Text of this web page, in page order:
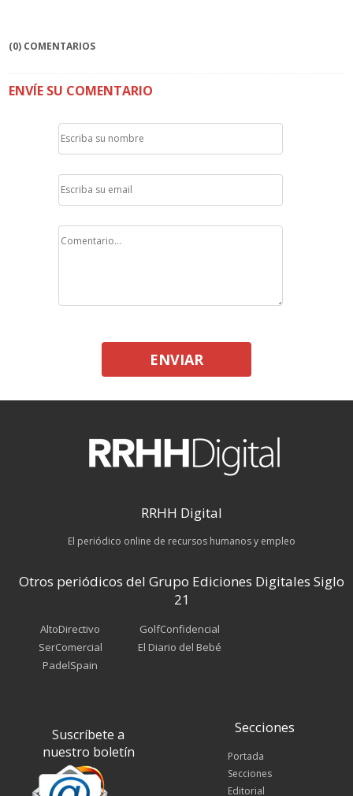
(0) COMENTARIOS
ENVÍE SU COMENTARIO
ENVIAR
RRHH Digital
El periódico online de recursos humanos y empleo
Otros periódicos del Grupo Ediciones Digitales Siglo
21
AltoDirectivo
SerComercial
PadelSpain
GolfConfidencial
El Diario del Bebé
Suscríbete a
nuestro boletín
Secciones
Portada
Secciones
Editorial